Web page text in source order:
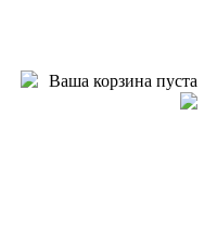
Ваша корзина пуста